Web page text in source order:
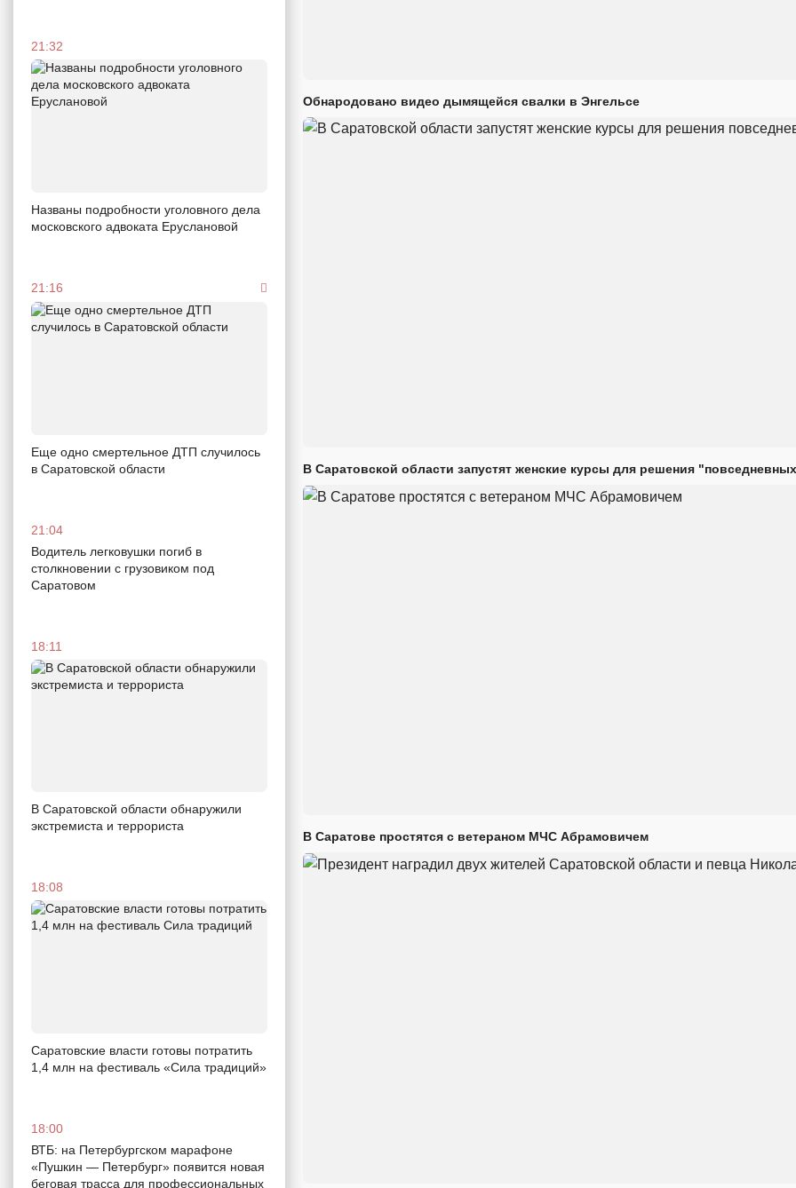
21:32
Названы подробности уголовного дела
московского адвоката Еруслановой
21:16
Еще одно смертельное ДТП случилось
в Саратовской области
21:04
Водитель легковушки погиб в
столкновении с грузовиком под
Саратовом
18:11
В Саратовской области обнаружили
экстремиста и террориста
18:08
Саратовские власти готовы потратить
1,4 млн на фестиваль «Сила традиций»
18:00
ВТБ: на Петербургском марафоне
«Пушкин — Петербург» появится новая
беговая трасса для профессиональных
Обнародовано видео дымящейся свалки в Энгельсе
В Саратовской области запустят женские курсы для решения
В Саратове простятся с ветераном МЧС Абрамовичем